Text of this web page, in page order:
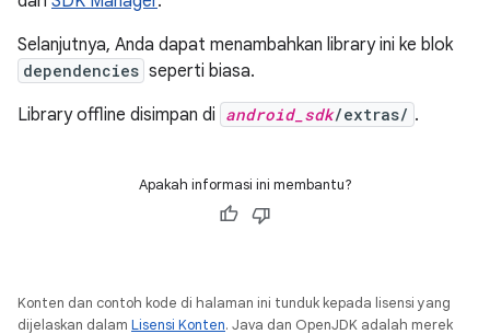
Selanjutnya, Anda dapat menambahkan library ini ke blok
dependencies seperti biasa.
Library offline disimpan di android_sdk/extras/ .
Apakah informasi ini membantu?
Konten dan contoh kode di halaman ini tunduk kepada lisensi yang
dijelaskan dalam Lisensi Konten. Java dan OpenJDK adalah merek